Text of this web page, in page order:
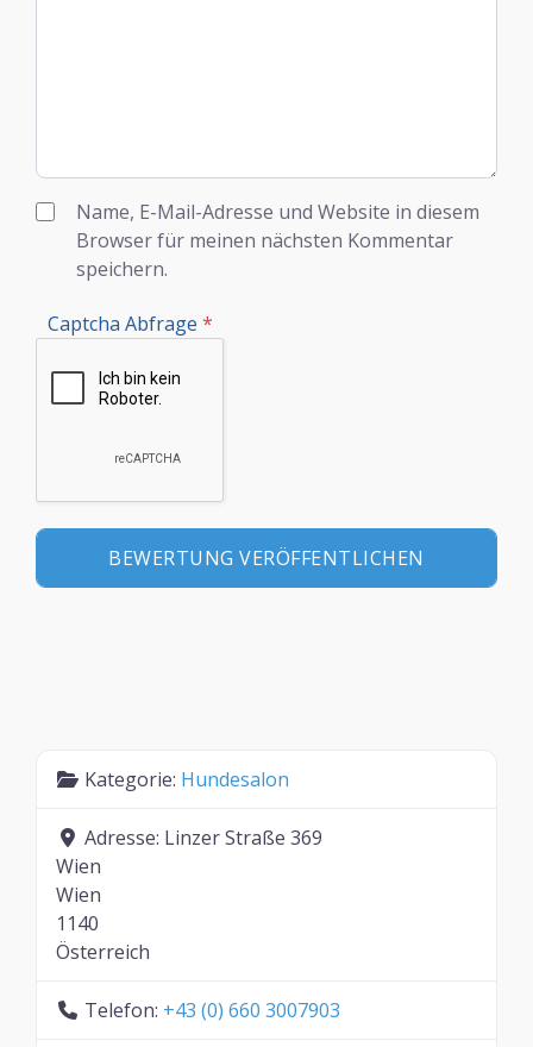
Name, E-Mail-Adresse und Website in diesem
Browser für meinen nächsten Kommentar
speichern.
Captcha Abfrage *
Kategorie: Hundesalon
Adresse: Linzer Straße 369
Wien
Wien
1140
Österreich
Telefon: +43 (0) 660 3007903